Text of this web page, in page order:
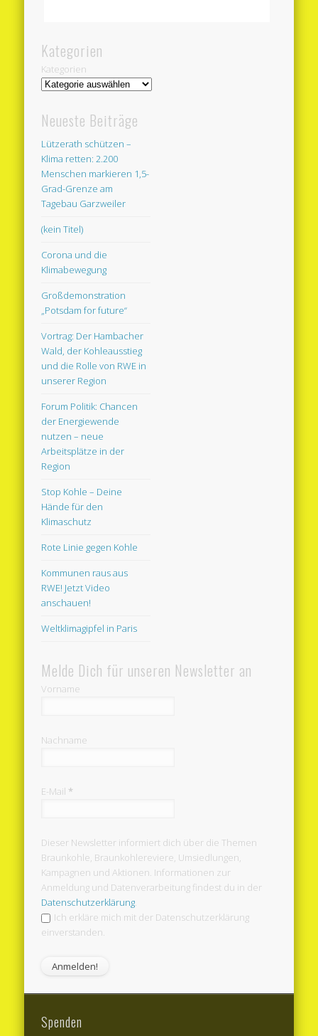
Kategorien
Kategorien
Neueste Beiträge
Lützerath schützen –
Klima retten: 2.200
Menschen markieren 1,5-
Grad-Grenze am
Tagebau Garzweiler
(kein Titel)
Corona und die
Klimabewegung
Großdemonstration
„Potsdam for future“
Vortrag: Der Hambacher
Wald, der Kohleausstieg
und die Rolle von RWE in
unserer Region
Forum Politik: Chancen
der Energiewende
nutzen – neue
Arbeitsplätze in der
Region
Stop Kohle – Deine
Hände für den
Klimaschutz
Rote Linie gegen Kohle
Kommunen raus aus
RWE! Jetzt Video
anschauen!
Weltklimagipfel in Paris
Melde Dich für unseren Newsletter an
Vorname
Nachname
E-Mail *
Dieser Newsletter informiert dich über die Themen
Braunkohle, Braunkohlereviere, Umsiedlungen,
Kampagnen und Aktionen. Informationen zur
Anmeldung und Datenverarbeitung findest du in der
Datenschutzerklärung.
Ich erkläre mich mit der Datenschutzerklärung
einverstanden.
Spenden